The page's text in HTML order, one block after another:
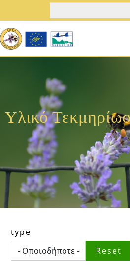
Παράκαμψη προς το κυρίως
Υλικό
type